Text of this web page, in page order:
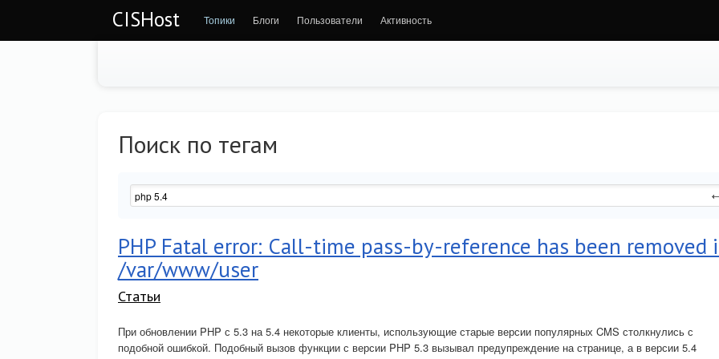
CISHost Топики Блоги Пользователи Активность
Поиск по тегам
PHP Fatal error: Call-time pass-by-reference has been removed
/var/www/user
Статьи
При обновлении PHP с 5.3 на 5.4 некоторые клиенты, использующие старые версии популярных CMS столкнулись с
подобной ошибкой. Подобный вызов функции с версии PHP 5.3 вызывал предупреждение на странице, а в версии 5.4